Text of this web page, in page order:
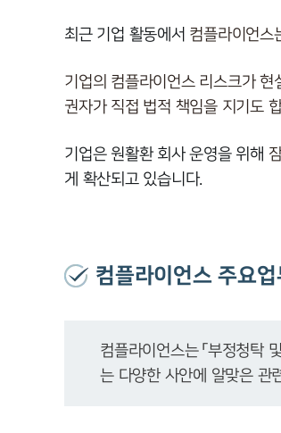
최근 기업 활동에서 컴플라이언스
기업의 컴플라이언스 리스크가
권자가 직접 법적 책임을 지기도
기업은 원활환 회사 운영을 위해
게 확산되고 있습니다.
컴플라이언스 주요업
컴플라이언스는 「부정청탁
는 다양한 사안에 알맞은 관